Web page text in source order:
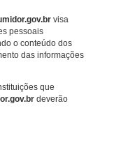
visa
pessoais
o conteúdo dos
das informações
que
deverão